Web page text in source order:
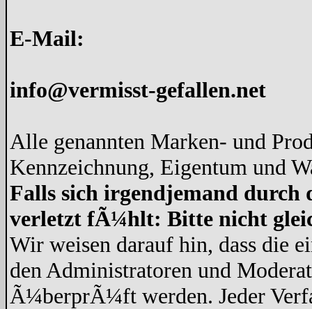
E-Mail:
info@vermisst-gefallen.net
Alle genannten Marken- und
Kennzeichnung, Eigentum und
Falls sich irgendjemand durch
verletzt fÃ¼hlt: Bitte nicht
Wir weisen darauf hin, dass die
den Administratoren und
Ã¼berprÃ¼ft werden. Jeder